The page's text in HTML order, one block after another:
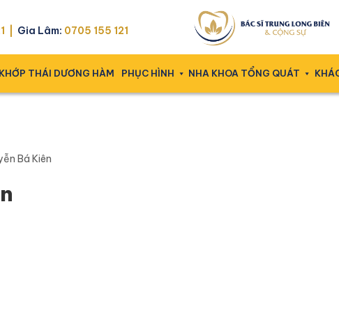
| Gia Lâm: 0705 155 121
KHỚP THÁI DƯƠNG HÀM PHỤC HÌNH NHA KHOA TỔNG QUÁT
Bá Kiên